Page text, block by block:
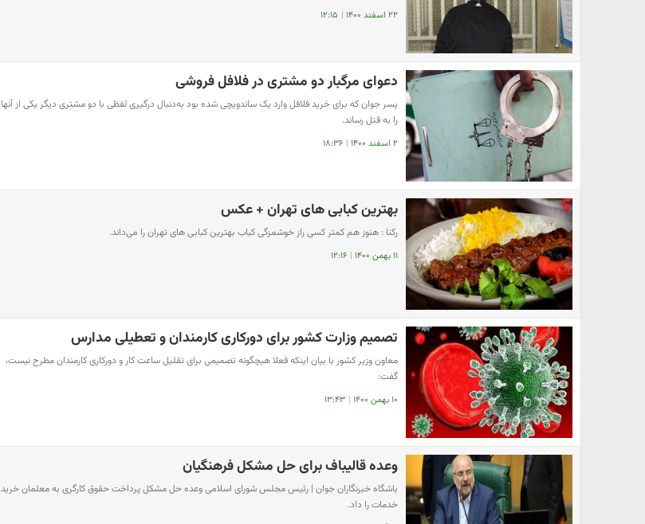
۲۲ اسفند ۱۴۰۰ | ۱۲:۱۵
دعوای مرگبار دو مشتری در فلافل فروشی
پسر جوان که برای خرید فلافل وارد یک ساندویچی شده بود به‌دنبال درگیری لفظی با دو مشتری دیگر یکی از آنها
را به قتل رساند.
۲ اسفند ۱۴۰۰ | ۱۸:۳۶
بهترین کبابی های تهران + عکس
رکنا : هنوز هم کمتر کسی راز خوشمزگی کباب بهترین کبابی های تهران را می‌داند.
۱۱ بهمن ۱۴۰۰ | ۱۲:۱۶
تصمیم وزارت کشور برای دورکاری کارمندان و تعطیلی مدارس
معاون وزیر کشور با بیان اینکه فعلا هیچگونه تصمیمی برای تقلیل ساعت کار و دورکاری کارمندان مطرح نیست،
گفت:
۱۰ بهمن ۱۴۰۰ | ۱۳:۴۳
وعده قالیباف برای حل مشکل فرهنگیان
باشگاه خبرنگاران جوان | رئیس مجلس شورای اسلامی وعده حل مشکل پرداخت حقوق کارگری به معلمان خرید
خدمات را داد.